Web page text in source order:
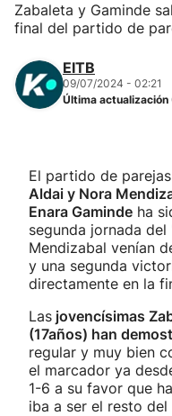
Más deportes
"Helmuga"
Zabaleta y Gaminde
final del partido de
EITB
09/07/2024 - 02:21
Última actualización
El partido de
Aldai y Nora
Enara Gaminde ha
segunda jornada
Mendizabal venían
y una segunda
directamente en la
Las jovencísimas
(17años) han
regular y muy bien
el marcador ya
1-6 a su favor que
iba a ser el resto